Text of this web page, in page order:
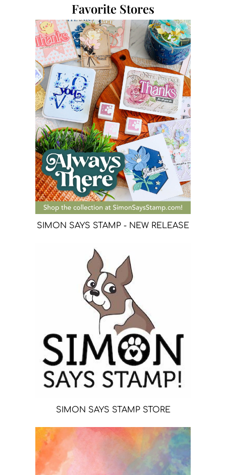
Favorite Stores
SIMON SAYS STAMP - NEW RELEASE
SIMON SAYS STAMP STORE